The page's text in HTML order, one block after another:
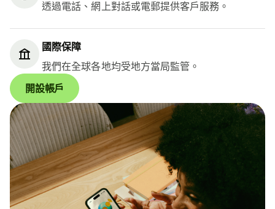
透過電話、網上對話或電郵提供客戶服務。
國際保障
我們在全球各地均受地方當局監管。
開設帳戶